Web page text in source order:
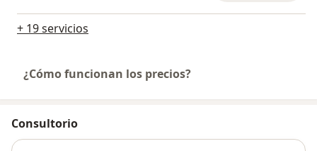
+ 19 servicios
¿Cómo funcionan los precios?
Consultorio